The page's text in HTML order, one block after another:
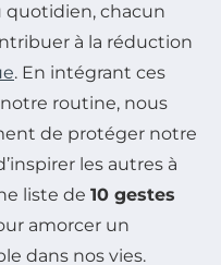
quotidien, chacun
à la réduction
. En intégrant ces
routine, nous
de protéger notre
les autres à
liste de 10 gestes
amorcer un
dans nos vies.